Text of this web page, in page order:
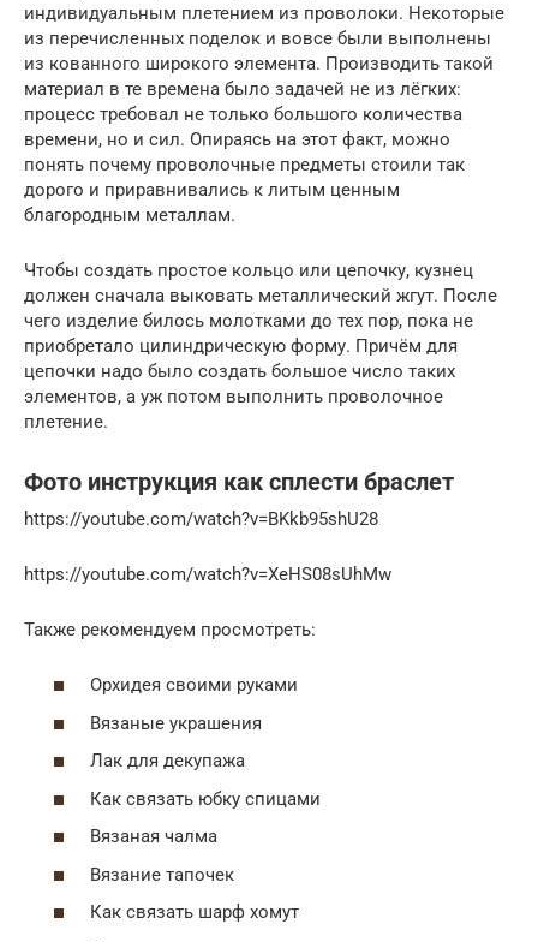
индивидуальным плетением из проволоки. Некоторые
из перечисленных поделок и вовсе были выполнены
из кованного широкого элемента. Производить такой
материал в те времена было задачей не из лёгких:
процесс требовал не только большого количества
времени, но и сил. Опираясь на этот факт, можно
понять почему проволочные предметы стоили так
дорого и приравнивались к литым ценным
благородным металлам.
Чтобы создать простое кольцо или цепочку, кузнец
должен сначала выковать металлический жгут. После
чего изделие билось молотками до тех пор, пока не
приобретало цилиндрическую форму. Причём для
цепочки надо было создать большое число таких
элементов, а уж потом выполнить проволочное
плетение.
Фото инструкция как сплести браслет
https://youtube.com/watch?v=BKkb95shU28
https://youtube.com/watch?v=XeHS08sUhMw
Также рекомендуем просмотреть:
Орхидея своими руками
Вязаные украшения
Лак для декупажа
Как связать юбку спицами
Вязаная чалма
Вязание тапочек
Как связать шарф хомут